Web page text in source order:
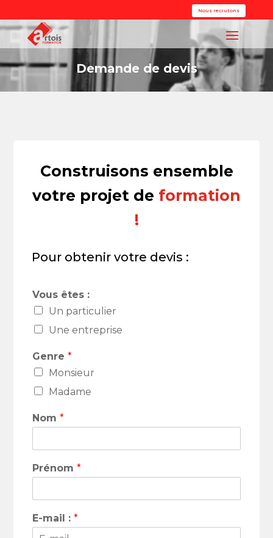
Nous recrutons
Demande de devis
Construisons ensemble
votre projet de formation
!
Pour obtenir votre devis :
Vous êtes :
Un particulier
Une entreprise
Genre*
Monsieur
Madame
Nom*
Prénom*
E-mail :*